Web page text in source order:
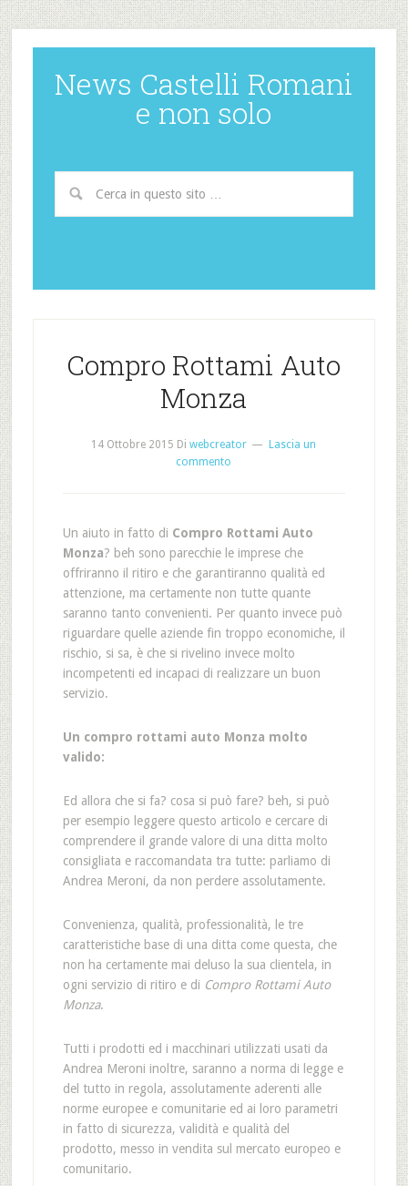
News Castelli Romani
e non solo
Compro Rottami Auto
Monza
14 Ottobre 2015 Diwebcreator
Lascia un
commento
Un aiuto in fatto di Compro Rottami Auto
Monza? beh sono parecchie le imprese che
offriranno il ritiro e che garantiranno qualità ed
attenzione, ma certamente non tutte quante
saranno tanto convenienti. Per quanto invece può
riguardare quelle aziende fin troppo economiche, il
rischio, si sa, è che si rivelino invece molto
incompetenti ed incapaci di realizzare un buon
servizio.
Un compro rottami auto Monza molto
valido:
Ed allora che si fa? cosa si può fare? beh, si può
per esempio leggere questo articolo e cercare di
comprendere il grande valore di una ditta molto
consigliata e raccomandata tra tutte: parliamo di
Andrea Meroni, da non perdere assolutamente.
Convenienza, qualità, professionalità, le tre
caratteristiche base di una ditta come questa, che
non ha certamente mai deluso la sua clientela, in
ogni servizio di ritiro e di Compro Rottami Auto
Monza.
Tutti i prodotti ed i macchinari utilizzati usati da
Andrea Meroni inoltre, saranno a norma di legge e
del tutto in regola, assolutamente aderenti alle
norme europee e comunitarie ed ai loro parametri
in fatto di sicurezza, validità e qualità del
prodotto, messo in vendita sul mercato europeo e
comunitario.